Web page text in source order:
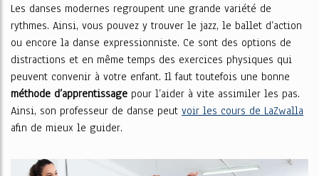
Les danses modernes regroupent une grande variété de
rythmes. Ainsi, vous pouvez y trouver le jazz, le ballet d’action
ou encore la danse expressionniste. Ce sont des options de
distractions et en même temps des exercices physiques qui
peuvent convenir à votre enfant. Il faut toutefois une bonne
méthode d’apprentissage pour l’aider à vite assimiler les pas.
Ainsi, son professeur de danse peut voir les cours de LaZwalla
afin de mieux le guider.